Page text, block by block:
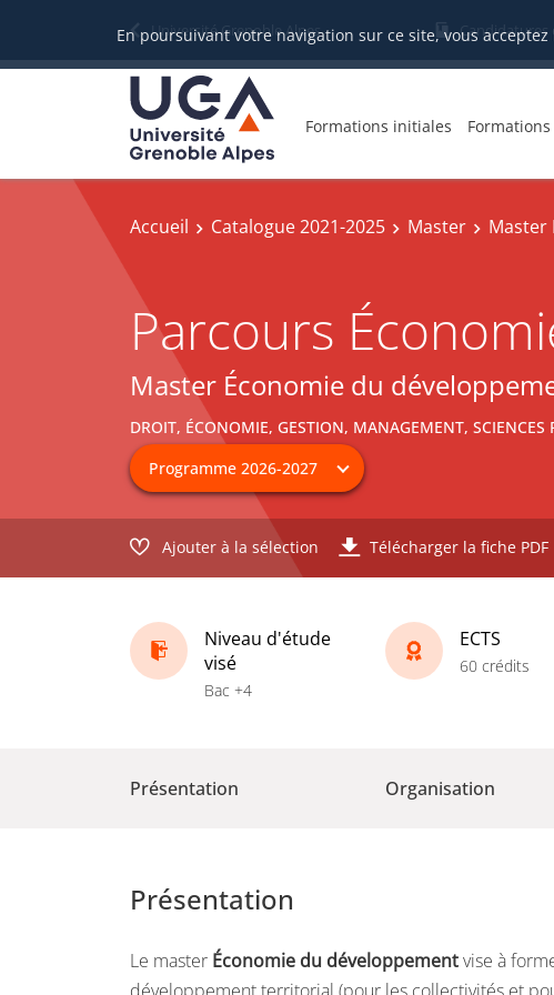
En poursuivant votre navigation sur ce site, vous
Université Grenoble Alpes
Formations initiales
Accueil Catalogue 2021-2025 Master Master
Parcours
Master Économie du
DROIT, ÉCONOMIE, GESTION, MANAGEMENT, SCIENCES
Ajouter à la sélection Télécharger la fiche PDF
Niveau d'étude
visé
Bac +4
ECTS
60 crédits
Présentation Organisation
Présentation
Le master Économie du développementvise à